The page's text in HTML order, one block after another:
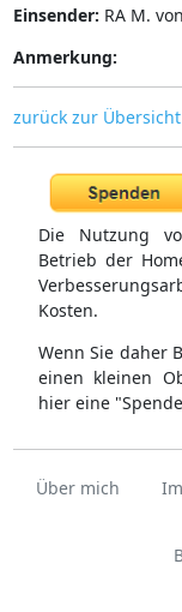
Einsender: RA M.
Anmerkung:
zurück zur Übersicht
Die Nutzung
Betrieb der
Kosten.
Wenn Sie daher
einen kleinen
hier eine
Über mich